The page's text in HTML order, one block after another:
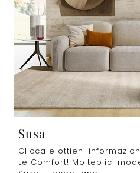
Susa
Clicca e ottieni
Le Comfort! Molteplici